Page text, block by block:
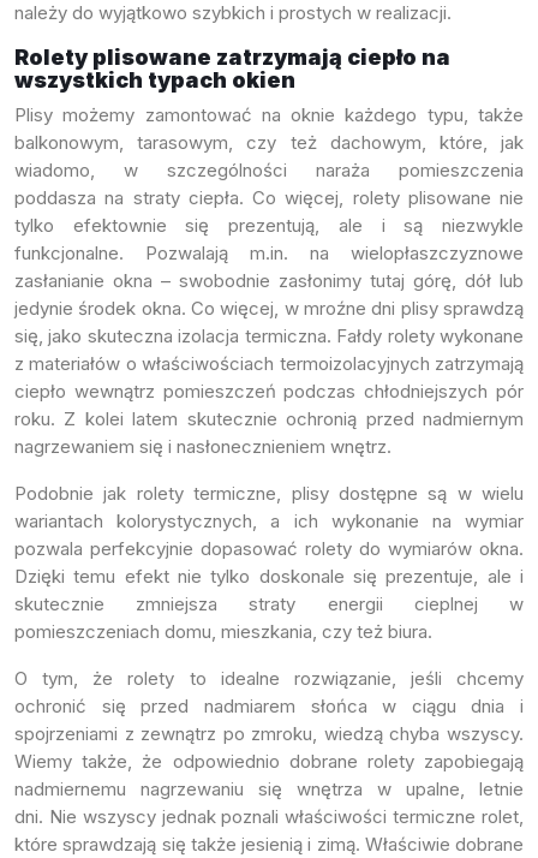
należy do wyjątkowo szybkich i prostych w realizacji.
Rolety plisowane zatrzymają ciepło na
wszystkich typach okien
Plisy możemy zamontować na oknie każdego typu, także
balkonowym, tarasowym, czy też dachowym, które, jak
wiadomo, w szczególności naraża pomieszczenia
poddasza na straty ciepła. Co więcej, rolety plisowane nie
tylko efektownie się prezentują, ale i są niezwykle
funkcjonalne. Pozwalają m.in. na wielopłaszczyznowe
zasłanianie okna – swobodnie zasłonimy tutaj górę, dół lub
jedynie środek okna. Co więcej, w mroźne dni plisy sprawdzą
się, jako skuteczna izolacja termiczna. Fałdy rolety wykonane
z materiałów o właściwościach termoizolacyjnych zatrzymają
ciepło wewnątrz pomieszczeń podczas chłodniejszych pór
roku. Z kolei latem skutecznie ochronią przed nadmiernym
nagrzewaniem się i nasłonecznieniem wnętrz.
Podobnie jak rolety termiczne, plisy dostępne są w wielu
wariantach kolorystycznych, a ich wykonanie na wymiar
pozwala perfekcyjnie dopasować rolety do wymiarów okna.
Dzięki temu efekt nie tylko doskonale się prezentuje, ale i
skutecznie zmniejsza straty energii cieplnej w
pomieszczeniach domu, mieszkania, czy też biura.
O tym, że rolety to idealne rozwiązanie, jeśli chcemy
ochronić się przed nadmiarem słońca w ciągu dnia i
spojrzeniami z zewnątrz po zmroku, wiedzą chyba wszyscy.
Wiemy także, że odpowiednio dobrane rolety zapobiegają
nadmiernemu nagrzewaniu się wnętrza w upalne, letnie
dni. Nie wszyscy jednak poznali właściwości termiczne rolet,
które sprawdzają się także jesienią i zimą. Właściwie dobrane